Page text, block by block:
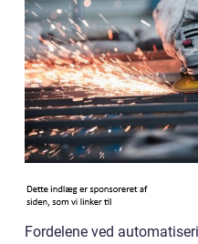
Fordelene ved